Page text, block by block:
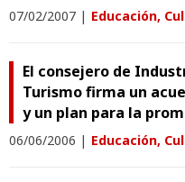
07/02/2007 | Educación,
El consejero de
Turismo firma un
y un plan para la
06/06/2006 | Educación,